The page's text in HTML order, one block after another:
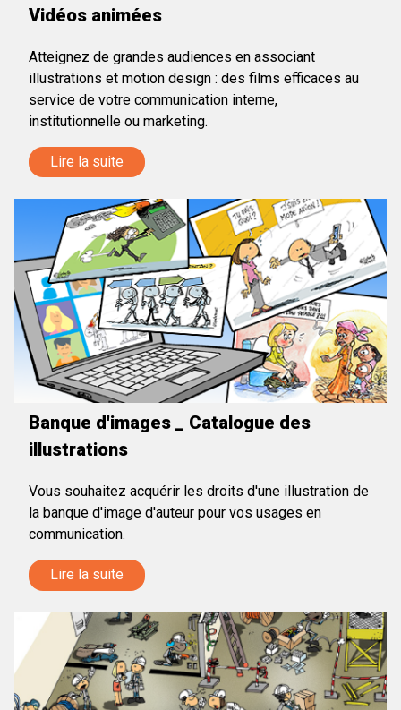
Vidéos animées
Atteignez de grandes audiences en associant
illustrations et motion design : des films efficaces au
service de votre communication interne,
institutionnelle ou marketing.
Lire la suite
Banque d'images _ Catalogue des
illustrations
Vous souhaitez acquérir les droits d'une illustration de
la banque d'image d'auteur pour vos usages en
communication.
Lire la suite